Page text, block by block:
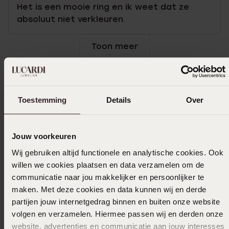
Toestemming Details Over
Jouw voorkeuren
Wij gebruiken altijd functionele en analytische cookies. Ook
willen we cookies plaatsen en data verzamelen om de
communicatie naar jou makkelijker en persoonlijker te
maken. Met deze cookies en data kunnen wij en derde
partijen jouw internetgedrag binnen en buiten onze website
volgen en verzamelen. Hiermee passen wij en derden onze
website, advertenties en communicatie aan jouw interesses
Het is een mooie ring en ik weet dat ze
absoluut niet verkleuren.
Toon meer
Selecteer maat & bestel